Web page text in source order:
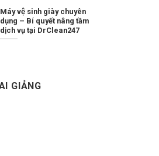
Máy vệ sinh giày chuyên
dụng – Bí quyết nâng tầm
dịch vụ tại DrClean247
GIẢNG